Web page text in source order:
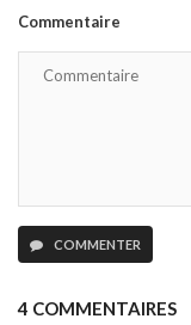
Commentaire
COMMENTER
4 COMMENTAIRES